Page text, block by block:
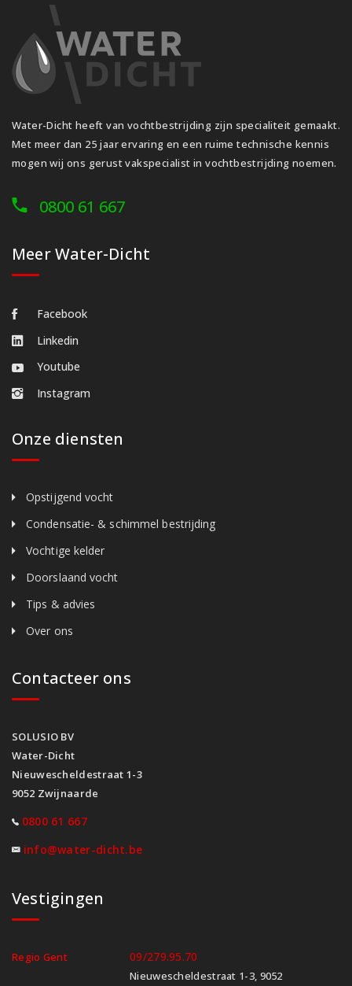
Water-Dicht heeft van vochtbestrijding zijn specialiteit gemaakt.
Met meer dan 25 jaar ervaring en een ruime technische kennis
mogen wij ons gerust vakspecialist in vochtbestrijding noemen.
0800 61 667
Meer Water-Dicht
Facebook
Linkedin
Youtube
Instagram
Onze diensten
Opstijgend vocht
Condensatie- & schimmel bestrijding
Vochtige kelder
Doorslaand vocht
Tips & advies
Over ons
Contacteer ons
SOLUSIO BV
Water-Dicht
Nieuwescheldestraat 1-3
9052 Zwijnaarde
0800 61 667
info@water-dicht.be
Vestigingen
Regio Gent 09/279.95.70
Nieuwescheldestraat 1-3, 9052